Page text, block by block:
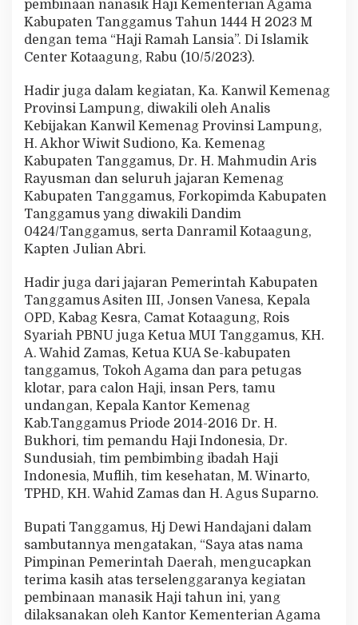
e
m
b
i
n
a
n
M
a
a
s
i
k
H
a
j
pembinaan nanasik Haji Kementerian Agama
Kabupaten Tanggamus Tahun 1444 H 2023 M
dengan tema “Haji Ramah Lansia”. Di Islamik
Center Kotaagung, Rabu (10/5/2023).
Hadir juga dalam kegiatan, Ka. Kanwil Kemenag
Provinsi Lampung, diwakili oleh Analis
Kebijakan Kanwil Kemenag Provinsi Lampung,
H. Akhor Wiwit Sudiono, Ka. Kemenag
Kabupaten Tanggamus, Dr. H. Mahmudin Aris
Rayusman dan seluruh jajaran Kemenag
Kabupaten Tanggamus, Forkopimda Kabupaten
Tanggamus yang diwakili Dandim
0424/Tanggamus, serta Danramil Kotaagung,
Kapten Julian Abri.
Hadir juga dari jajaran Pemerintah Kabupaten
Tanggamus Asiten III, Jonsen Vanesa, Kepala
OPD, Kabag Kesra, Camat Kotaagung, Rois
Syariah PBNU juga Ketua MUI Tanggamus, KH.
A. Wahid Zamas, Ketua KUA Se-kabupaten
tanggamus, Tokoh Agama dan para petugas
klotar, para calon Haji, insan Pers, tamu
undangan, Kepala Kantor Kemenag
Kab.Tanggamus Priode 2014-2016 Dr. H.
Bukhori, tim pemandu Haji Indonesia, Dr.
Sundusiah, tim pembimbing ibadah Haji
Indonesia, Muflih, tim kesehatan, M. Winarto,
TPHD, KH. Wahid Zamas dan H. Agus Suparno.
Bupati Tanggamus, Hj Dewi Handajani dalam
sambutannya mengatakan, “Saya atas nama
Pimpinan Pemerintah Daerah, mengucapkan
terima kasih atas terselenggaranya kegiatan
pembinaan manasik Haji tahun ini, yang
dilaksanakan oleh Kantor Kementerian Agama